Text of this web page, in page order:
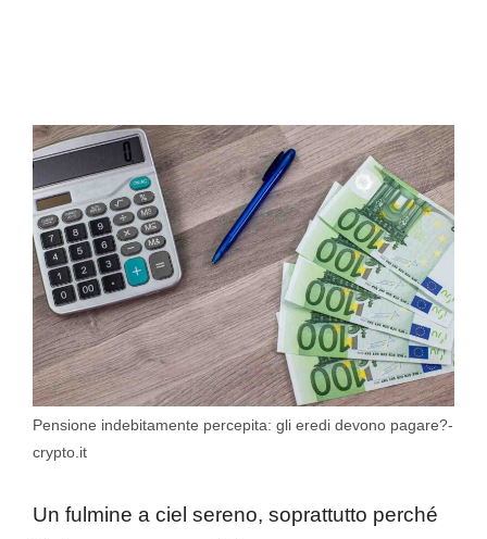
Pensione indebitamente percepita: gli eredi devono pagare?-
crypto.it
Un fulmine a ciel sereno, soprattutto perché